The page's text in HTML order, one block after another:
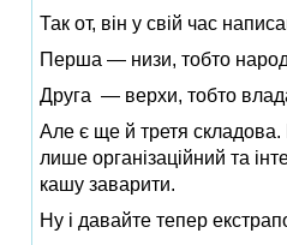
Так от, він у свій час
Перша — низи, тобто
Друга — верхи, тобто
Але є ще й третя
лише організаційний та
кашу заварити.
Ну і давайте тепер